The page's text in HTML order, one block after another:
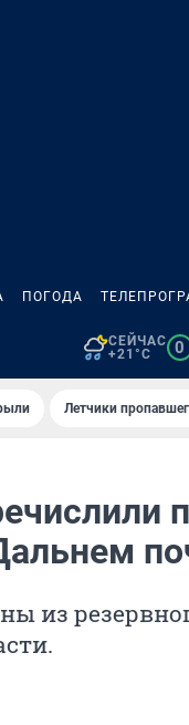
ПОГОДА
СЕЙЧАС
+21°C
0
Летчики
из